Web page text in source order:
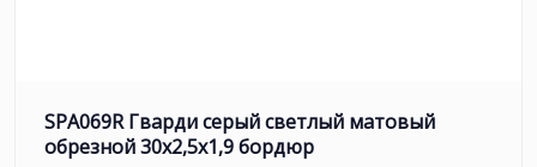
SPA069R Гварди серый светлый матовый
обрезной 30x2,5x1,9 бордюр